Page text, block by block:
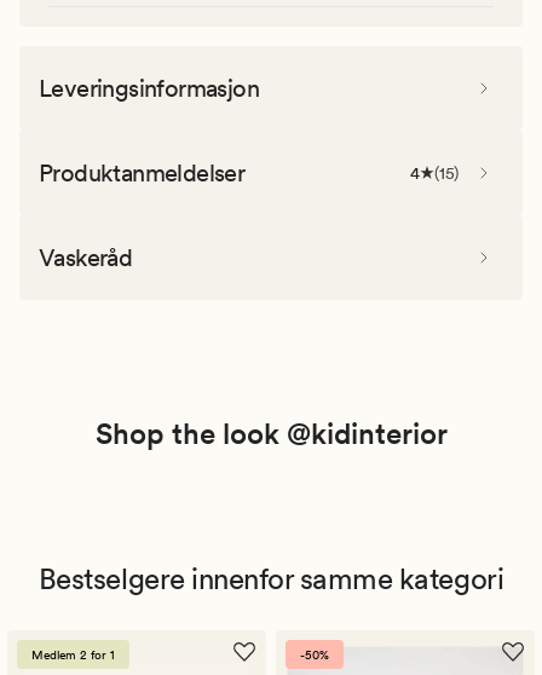
Leveringsinformasjon
Produktanmeldelser 4 (15)
Vaskeråd
Shop the look @kidinterior
Bestselgere innenfor samme kategori
Medlem 2 for 1 -50%